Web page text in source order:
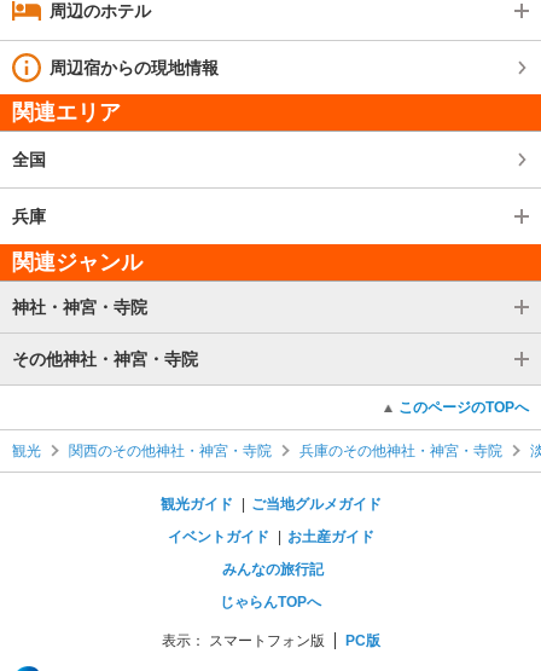
周辺のホテル
周辺宿からの現地情報
関連エリア
全国
兵庫
関連ジャンル
神社・神宮・寺院
その他神社・神宮・寺院
このページのTOPへ
観光 関西のその他神社・神宮・寺院 兵庫のその他神社・神宮・寺院
観光ガイド
ご当地グルメガイド
イベントガイド
お土産ガイド
みんなの旅行記
じゃらんTOPへ
表示： スマートフォン版 PC版